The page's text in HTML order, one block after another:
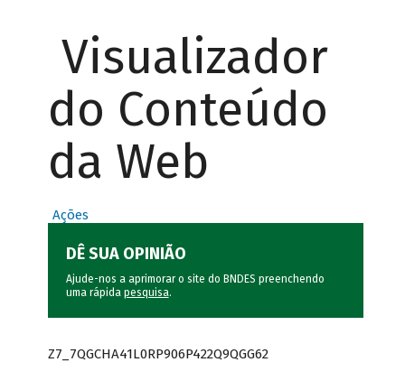
Visualizador
do Conteúdo
da Web
Ações
DÊ SUA OPINIÃO
Ajude-nos a aprimorar o site do BNDES preenchendo
uma rápida pesquisa.
Z7_7QGCHA41L0RP906P422Q9QGG62